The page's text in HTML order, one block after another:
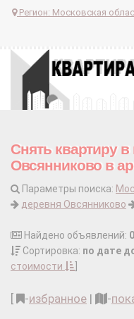
Регион: Московская
Снять квартиру
Овсянниково в
Параметры поиска:
деревня Овсянниково
Найдено объявлений: 0
Сортировка: по дате
стоимости
-избранное | -